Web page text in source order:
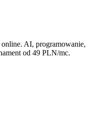
online. AI, programowanie,
od 49 PLN/mc.